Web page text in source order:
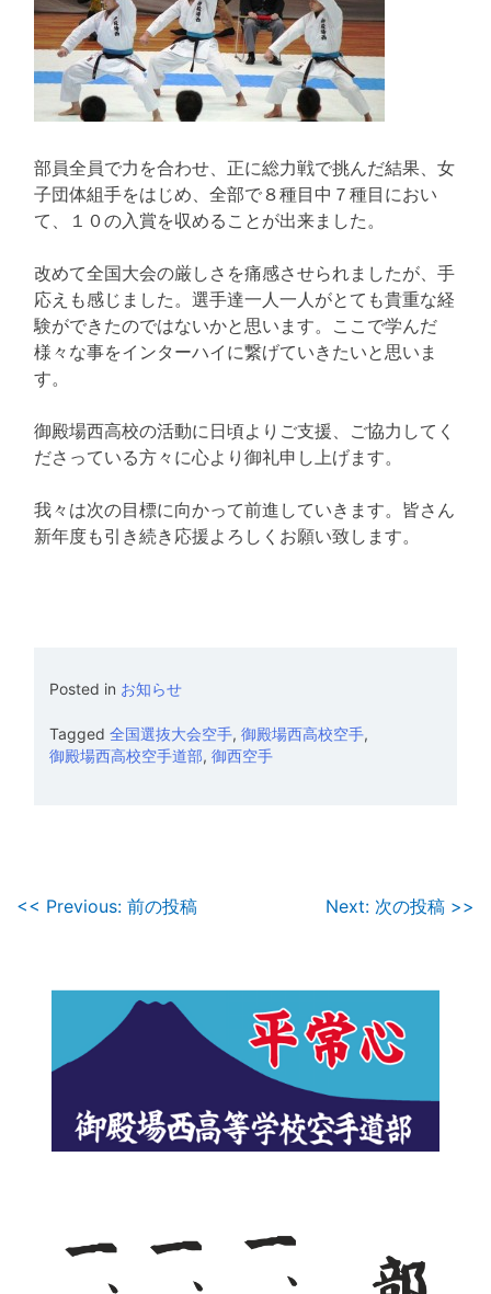
部員全員で力を合わせ、正に総力戦で挑んだ結果、女
子団体組手をはじめ、全部で８種目中７種目におい
て、１０の入賞を収めることが出来ました。
改めて全国大会の厳しさを痛感させられましたが、手
応えも感じました。選手達一人一人がとても貴重な経
験ができたのではないかと思います。ここで学んだ
様々な事をインターハイに繋げていきたいと思いま
す。
御殿場西高校の活動に日頃よりご支援、ご協力してく
ださっている方々に心より御礼申し上げます。
我々は次の目標に向かって前進していきます。皆さん
新年度も引き続き応援よろしくお願い致します。
Posted in お知らせ
Tagged 全国選抜大会空手, 御殿場西高校空手,
御殿場西高校空手道部, 御西空手
投
<< Previous: 前の投稿 Next: 次の投稿 >>